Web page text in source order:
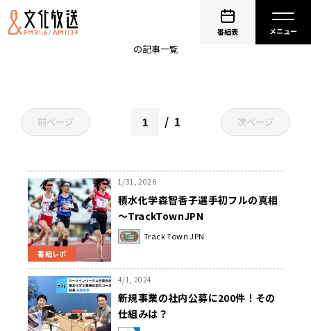
番組表
の記事一覧
前ページ 1 次ページ
番組レポ
1/31, 2026
積水化学森智香子選手初フルの真相
～TrackTownJPN
Track Town JPN
4/1, 2024
新規事業の社内公募に200件！その
仕組みは？